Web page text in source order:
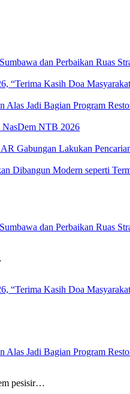
dan Perbaikan Ruas
“Terima Kasih Doa
Jadi Bagian Program
NasDem NTB 2026
Gabungan Lakukan
Dibangun Modern seperti
dan Perbaikan Ruas
“Terima Kasih Doa
Jadi Bagian Program
pesisir…